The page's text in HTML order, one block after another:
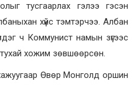
тусгаарлах гэлээ гэсэн
хүйс тэмтэрчээ. Албан
ч Коммунист намын зүгээс
тухай хожим зөвшөөрсөн.
хажуугаар Өвөр Монголд оршин